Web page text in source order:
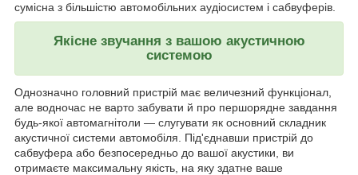
сумісна з більшістю автомобільних аудіосистем і сабвуферів.
Якісне звучання з вашою акустичною
системою
Однозначно головний пристрій має величезний функціонал,
але водночас не варто забувати й про першорядне завдання
будь-якої автомагнітоли — слугувати як основний складник
акустичної системи автомобіля. Під'єднавши пристрій до
сабвуфера або безпосередньо до вашої акустики, ви
отримаєте максимальну якість, на яку здатне ваше